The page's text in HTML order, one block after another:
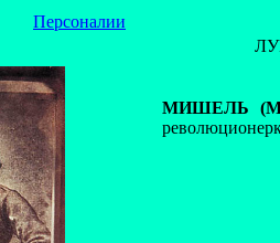
Персоналии
МИШЕЛЬ